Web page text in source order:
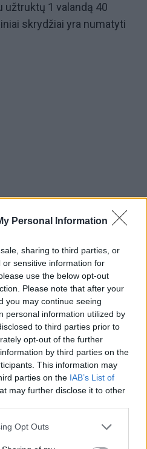
Personal Information
sharing to third parties, or
sensitive information for
use the below opt-out
Please note that after your
you may continue seeing
personal information utilized by
to third parties prior to
opt-out of the further
by third parties on the
This information may
parties on the IAB’s List of
may further disclose it to other
Opt Outs
užtruktų 1 valandą 40
skrydžiai yra numatyti
pakylantys ir nusileidžiantys
miesto oro transporte,
šiai sistemai, turi
siekia išspręsti
susiduriame ir mes –
vietovėse. Šioje
yra siekiama atlikti
bei teikti skubios
gargždiškis.